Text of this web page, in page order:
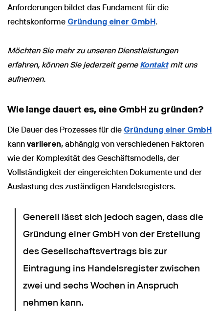
Anforderungen bildet das Fundament für die
rechtskonforme Gründung einer GmbH.
Möchten Sie mehr zu unseren Dienstleistungen
erfahren, können Sie jederzeit gerne Kontaktmit uns
aufnemen.
Wie lange dauert es, eine GmbH zu gründen?
Die Dauer des Prozesses für die Gründung einer GmbH
kann variieren, abhängig von verschiedenen Faktoren
wie der Komplexität des Geschäftsmodells, der
Vollständigkeit der eingereichten Dokumente und der
Auslastung des zuständigen Handelsregisters.
Generell lässt sich jedoch sagen, dass die
Gründung einer GmbH von der Erstellung
des Gesellschaftsvertrags bis zur
Eintragung ins Handelsregister zwischen
zwei und sechs Wochen in Anspruch
nehmen kann.